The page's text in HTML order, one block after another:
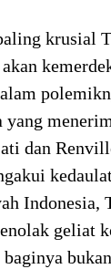
krusial
yang
dan
Indonesia,
geliat